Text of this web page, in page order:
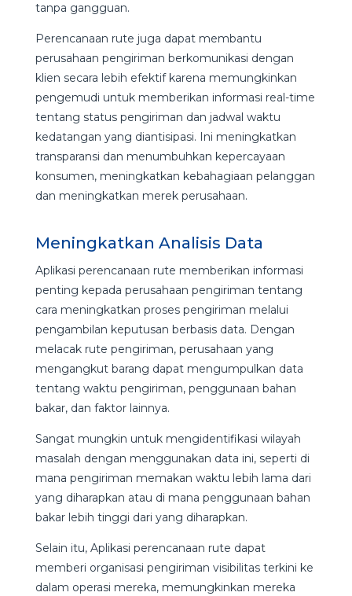
tanpa gangguan.
Perencanaan rute juga dapat membantu
perusahaan pengiriman berkomunikasi dengan
klien secara lebih efektif karena memungkinkan
pengemudi untuk memberikan informasi real-time
tentang status pengiriman dan jadwal waktu
kedatangan yang diantisipasi. Ini meningkatkan
transparansi dan menumbuhkan kepercayaan
konsumen, meningkatkan kebahagiaan pelanggan
dan meningkatkan merek perusahaan.
Meningkatkan Analisis Data
Aplikasi perencanaan rute memberikan informasi
penting kepada perusahaan pengiriman tentang
cara meningkatkan proses pengiriman melalui
pengambilan keputusan berbasis data. Dengan
melacak rute pengiriman, perusahaan yang
mengangkut barang dapat mengumpulkan data
tentang waktu pengiriman, penggunaan bahan
bakar, dan faktor lainnya.
Sangat mungkin untuk mengidentifikasi wilayah
masalah dengan menggunakan data ini, seperti di
mana pengiriman memakan waktu lebih lama dari
yang diharapkan atau di mana penggunaan bahan
bakar lebih tinggi dari yang diharapkan.
Selain itu, Aplikasi perencanaan rute dapat
memberi organisasi pengiriman visibilitas terkini ke
dalam operasi mereka, memungkinkan mereka